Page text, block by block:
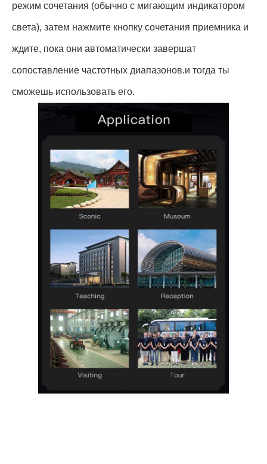
режим сочетания (обычно с мигающим индикатором
света), затем нажмите кнопку сочетания приемника и
ждите, пока они автоматически завершат
сопоставление частотных диапазонов.и тогда ты
сможешь использовать его.